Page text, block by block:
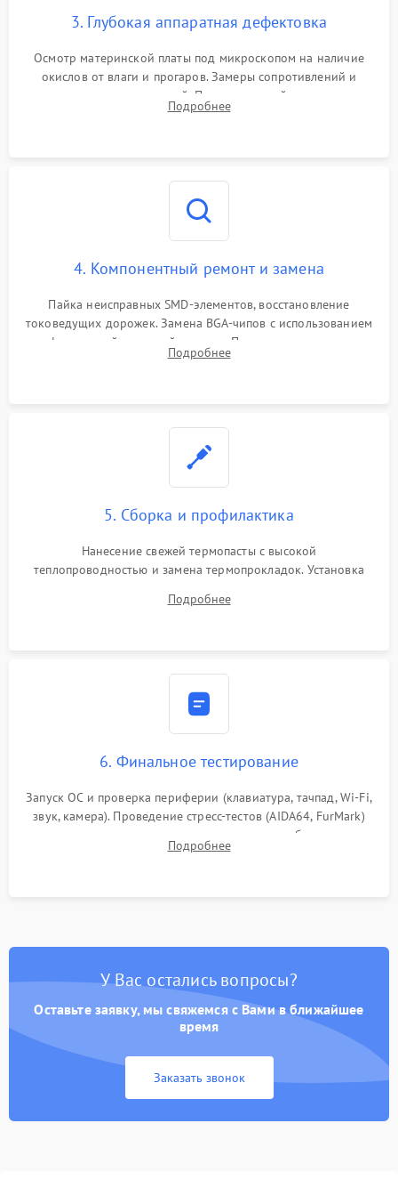
3. Глубокая аппаратная дефектовка
Осмотр материнской платы под микроскопом на наличие
окислов от влаги и прогаров. Замеры сопротивлений и
дежурных напряжений. Проверка цепей питания,
мультиконтроллера, процессора и видеочипа.
Подробнее
4. Компонентный ремонт и замена
Пайка неисправных SMD-элементов, восстановление
токоведущих дорожек. Замена BGA-чипов с использованием
инфракрасной паяльной станции. Прошивка микросхемы
BIOS или замена поврежденных портов USB
Подробнее
5. Сборка и профилактика
Нанесение свежей термопасты с высокой
теплопроводностью и замена термопрокладок. Установка
шлейфов, модулей памяти и накопителей. Предварительная
Подробнее
6. Финальное тестирование
Запуск ОС и проверка периферии (клавиатура, тачпад, Wi-Fi,
звук, камера). Проведение стресс-тестов (AIDA64, FurMark)
для контроля температурного режима и стабильности
системы под пиковой нагрузкой.
Подробнее
У Вас остались вопросы?
Оставьте заявку, мы свяжемся с Вами в ближайшее
время
Заказать звонок